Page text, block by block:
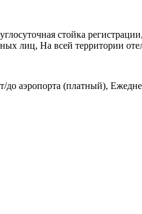
стойка
лиц, На всей территории
до аэропорта (платный),